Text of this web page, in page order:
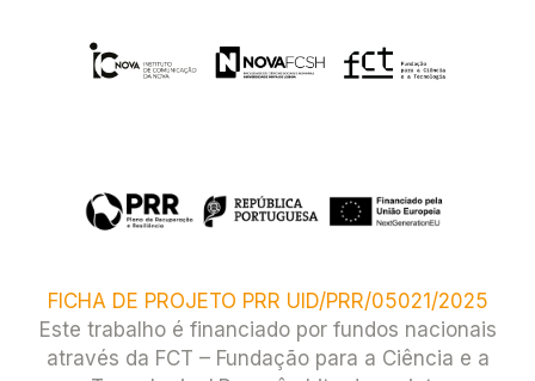
FICHA DE PROJETO PRR UID/PRR/05021/2025
Este trabalho é financiado por fundos nacionais
através da FCT – Fundação para a Ciência e a